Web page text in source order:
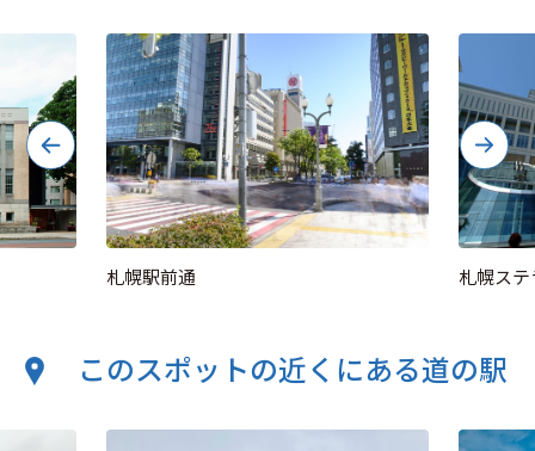
札幌駅前通 札幌ス
このスポットの近くにある道の駅